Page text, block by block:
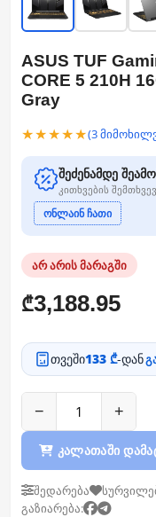
ASUS TUF
CORE 5 210H
Gray
★★★★★(3
შეძენამდე
კითხვების
ონლაინ ჩათი
არ არის მარაგში
₾3,188.95
თვეში133 ₾-დან
− +
კალათაში
შედარება
გაზიარება: